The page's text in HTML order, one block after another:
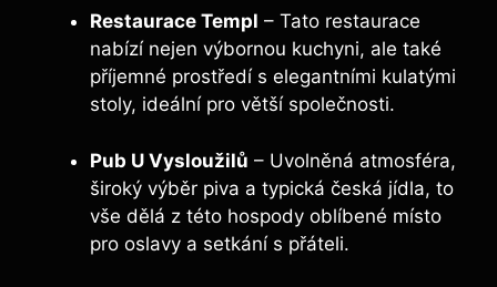
Restaurace Templ – Tato restaurace
nabízí nejen výbornou kuchyni, ale také
příjemné prostředí s elegantními kulatými
stoly, ideální pro větší společnosti.
Pub U Vysloužilů – Uvolněná atmosféra,
široký výběr piva a typická česká jídla, to
vše dělá z této hospody oblíbené místo
pro oslavy a setkání s přáteli.